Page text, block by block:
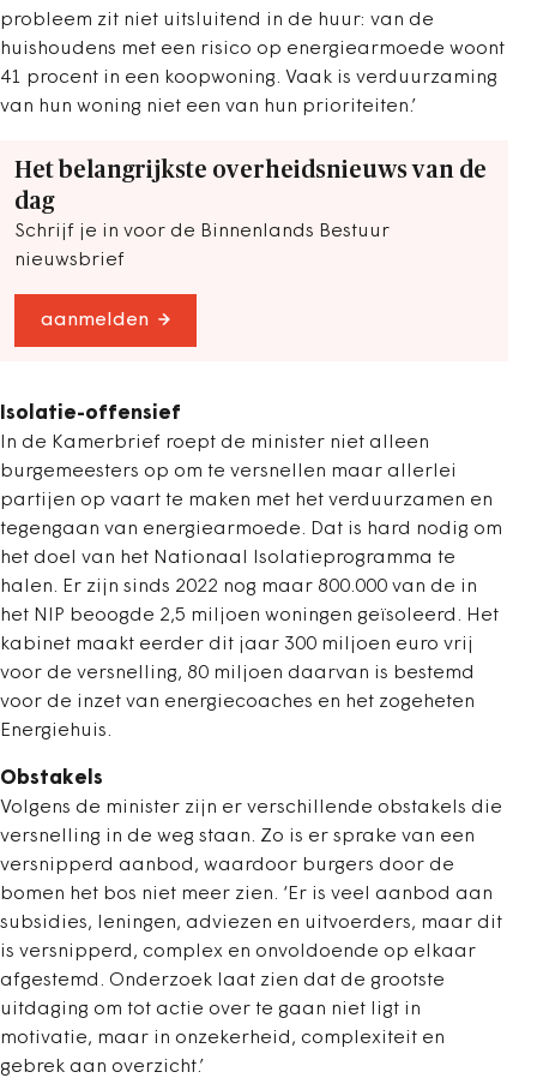
probleem zit niet uitsluitend in de huur: van de
huishoudens met een risico op energiearmoede woont
41 procent in een koopwoning. Vaak is verduurzaming
van hun woning niet een van hun prioriteiten.’
Het belangrijkste overheidsnieuws van de
dag
Schrijf je in voor de Binnenlands Bestuur
nieuwsbrief
aanmelden
Isolatie-offensief
In de Kamerbrief roept de minister niet alleen
burgemeesters op om te versnellen maar allerlei
partijen op vaart te maken met het verduurzamen en
tegengaan van energiearmoede. Dat is hard nodig om
het doel van het Nationaal Isolatieprogramma te
halen. Er zijn sinds 2022 nog maar 800.000 van de in
het NIP beoogde 2,5 miljoen woningen geïsoleerd. Het
kabinet maakt eerder dit jaar 300 miljoen euro vrij
voor de versnelling, 80 miljoen daarvan is bestemd
voor de inzet van energiecoaches en het zogeheten
Energiehuis.
Obstakels
Volgens de minister zijn er verschillende obstakels die
versnelling in de weg staan. Zo is er sprake van een
versnipperd aanbod, waardoor burgers door de
bomen het bos niet meer zien. ‘Er is veel aanbod aan
subsidies, leningen, adviezen en uitvoerders, maar dit
is versnipperd, complex en onvoldoende op elkaar
afgestemd. Onderzoek laat zien dat de grootste
uitdaging om tot actie over te gaan niet ligt in
motivatie, maar in onzekerheid, complexiteit en
gebrek aan overzicht.’